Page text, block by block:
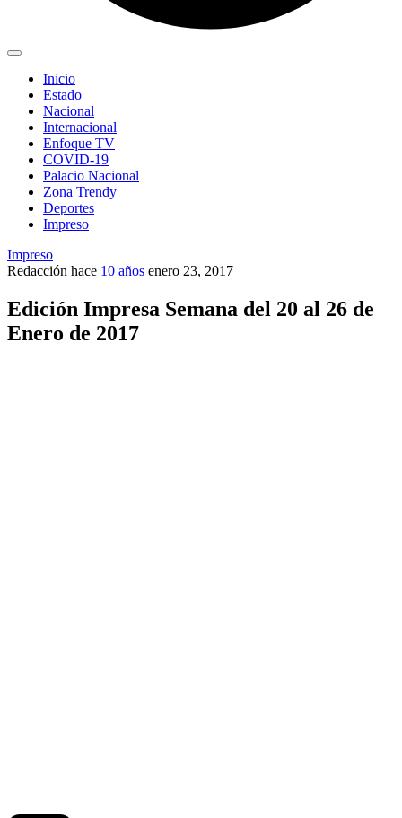
Inicio
Estado
Nacional
Internacional
Enfoque TV
COVID-19
Palacio Nacional
Zona Trendy
Deportes
Impreso
Impreso
Redacción hace 10 años enero 23, 2017
Edición Impresa Semana del 20 al 26 de
Enero de 2017